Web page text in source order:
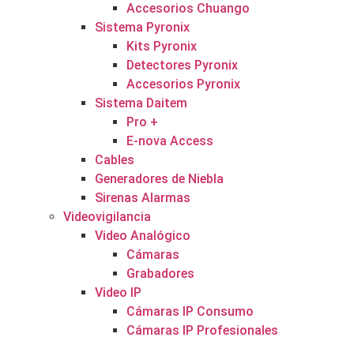
Accesorios Chuango
Sistema Pyronix
Kits Pyronix
Detectores Pyronix
Accesorios Pyronix
Sistema Daitem
Pro +
E-nova Access
Cables
Generadores de Niebla
Sirenas Alarmas
Videovigilancia
Video Analógico
Cámaras
Grabadores
Video IP
Cámaras IP Consumo
Cámaras IP Profesionales